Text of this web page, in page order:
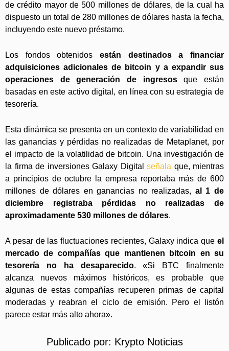
de crédito mayor de 500 millones de dólares, de la cual ha
dispuesto un total de 280 millones de dólares hasta la fecha,
incluyendo este nuevo préstamo.
Los fondos obtenidos están destinados a financiar
adquisiciones adicionales de bitcoin y a expandir sus
operaciones de generación de ingresosque están
basadas en este activo digital, en línea con su estrategia de
tesorería.
Esta dinámica se presenta en un contexto de variabilidad en
las ganancias y pérdidas no realizadas de Metaplanet, por
el impacto de la volatilidad de bitcoin. Una investigación de
la firma de inversiones Galaxy Digital señala que, mientras
a principios de octubre la empresa reportaba más de 600
millones de dólares en ganancias no realizadas, al 1 de
diciembre registraba pérdidas no realizadas de
aproximadamente 530 millones de dólares.
A pesar de las fluctuaciones recientes, Galaxy indica que el
mercado de compañías que mantienen bitcoin en su
tesorería no ha desaparecido. «Si BTC finalmente
alcanza nuevos máximos históricos, es probable que
algunas de estas compañías recuperen primas de capital
moderadas y reabran el ciclo de emisión. Pero el listón
parece estar más alto ahora».
Publicado por: Krypto Noticias